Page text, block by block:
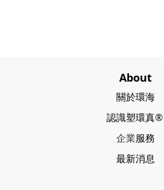
About
關於環海
認識塑環真®
企業服務
最新消息